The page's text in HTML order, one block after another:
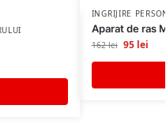
INGRIJIRE
Aparat de ras
162lei 95 lei